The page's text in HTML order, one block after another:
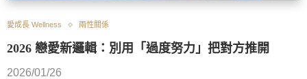
愛成長 Wellness 兩性關係
2026 戀愛新邏輯：別用「過度努力」把對方推開
2026/01/26